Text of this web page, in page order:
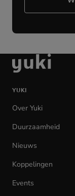
Ga
naar
homepage
YUKI
Over Yuki
Duurzaamheid
Nieuws
Koppelingen
Events